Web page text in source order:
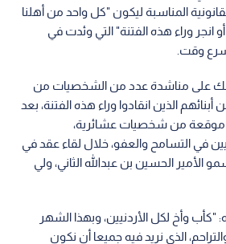
القانونية المناسبة ليكون "كل واحد من أهلنا
انجر وراء هذه الفتنة" التي وئدت في
وقت.
على مناشدة عدد من الشخصيات من
الذين انقادوا وراء هذه الفتنة، بعد
موقعة من شخصيات عشائرية،
في التسامح والعفو، خلال لقاء عقد في
الأمير الحسين بن عبدالله الثاني، ولي
"كأب وأخ لكل الأردنيين، وبهذا الشهر
الذي نريد فيه جميعا أن نكون